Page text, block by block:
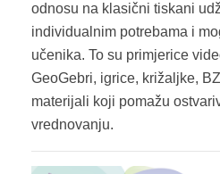
odnosu na klasični tiskani
individualnim potrebama i
učenika. To su primjerice
GeoGebri, igrice, križaljke,
materijali koji pomažu
vrednovanju.